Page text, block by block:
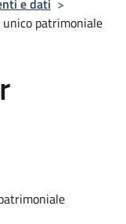
patrimoniale